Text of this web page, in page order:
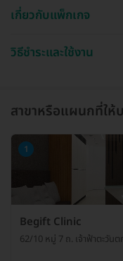
เกี่ยวกับแพ็กเกจ
วิธีชำระและใช้งาน
สาขาหรือแผนกที่ให้
1
Begift Clinic
62/10 หมู่ 7 ถ. เจ้าฟ้าตะวัน